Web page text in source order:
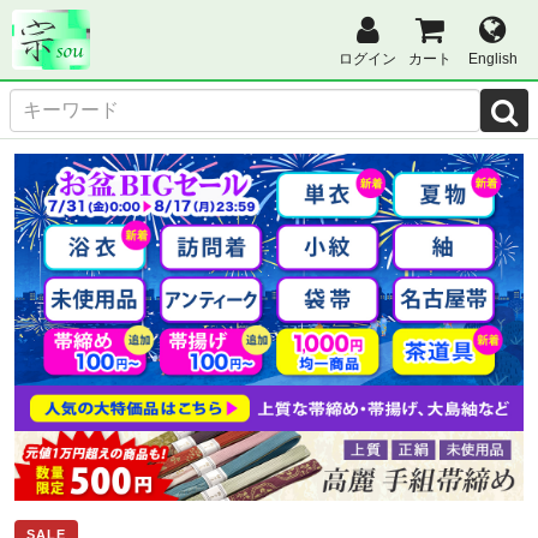
ログイン カート English
SALE